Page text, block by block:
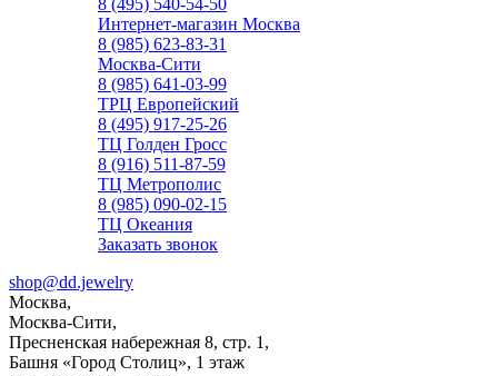
8 (495) 540-54-50
Интернет-магазин Москва
8 (985) 623-83-31
Москва-Сити
8 (985) 641-03-99
ТРЦ Европейский
8 (495) 917-25-26
ТЦ Голден Гросс
8 (916) 511-87-59
ТЦ Метрополис
8 (985) 090-02-15
ТЦ Океания
Заказать звонок
shop@dd.jewelry
Москва,
Москва-Сити,
Пресненская набережная 8, стр. 1,
Башня «Город Столиц», 1 этаж